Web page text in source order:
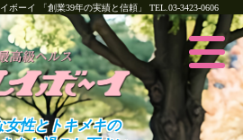
ボーイ 「創業39年の実績と信頼」 TEL. 03-3423-0606
女性とトキメキの